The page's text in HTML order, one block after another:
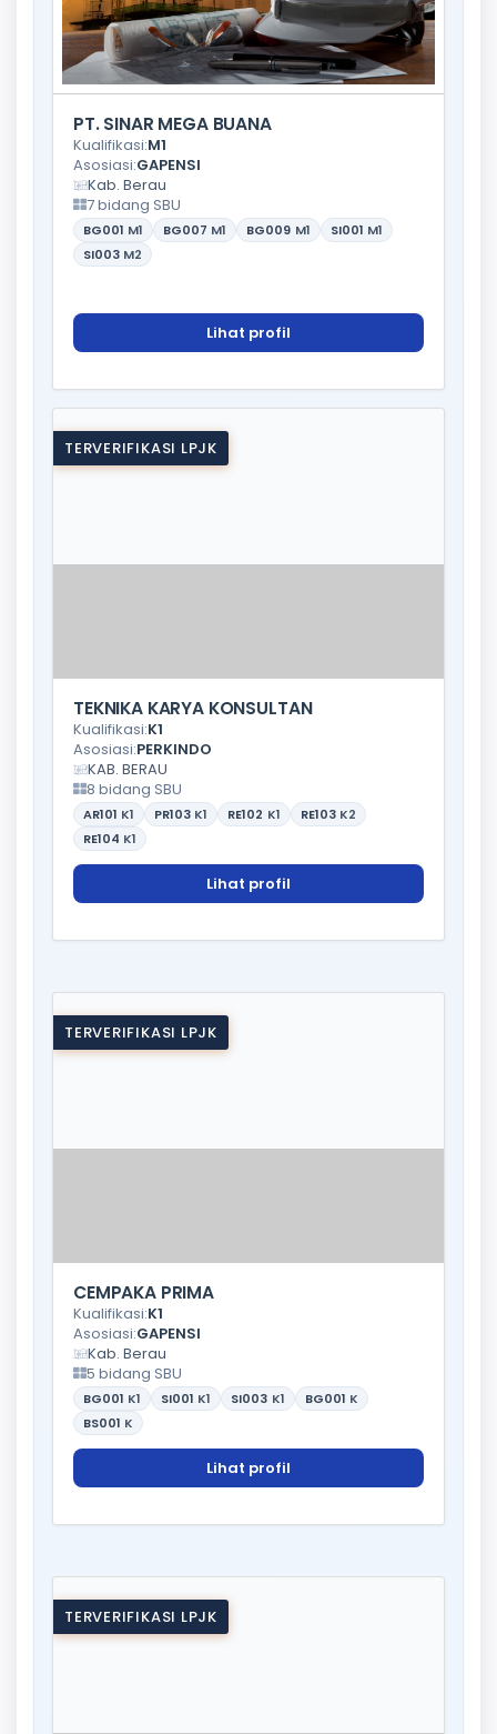
PT. SINAR MEGA BUANA
Kualifikasi:M1
Asosiasi:GAPENSI
Kab. Berau
7 bidang SBU
BG001 M1 BG007 M1 BG009 M1 SI001 M1
SI003 M2
Lihat profil
TERVERIFIKASI LPJK
TEKNIKA KARYA KONSULTAN
Kualifikasi:K1
Asosiasi:PERKINDO
KAB. BERAU
8 bidang SBU
AR101 K1 PR103 K1 RE102 K1 RE103 K2
RE104 K1
Lihat profil
TERVERIFIKASI LPJK
CEMPAKA PRIMA
Kualifikasi:K1
Asosiasi:GAPENSI
Kab. Berau
5 bidang SBU
BG001 K1 SI001 K1 SI003 K1 BG001 K
BS001 K
Lihat profil
TERVERIFIKASI LPJK